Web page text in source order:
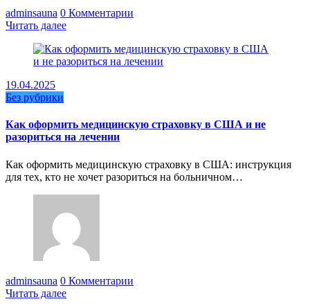
adminsauna 0 Комментарии
Читать далее
19.04.2025
Без рубрики
Как оформить медицинскую страховку в США и не
разориться на лечении
Как оформить медицинскую страховку в США: инструкция
для тех, кто не хочет разориться на больничном…
adminsauna 0 Комментарии
Читать далее